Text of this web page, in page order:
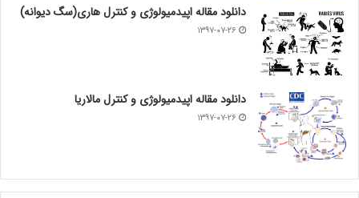
دانلود مقاله اپیدمیولوژی و کنترل هاری(سگ دیوانه)
۱۳۹۷-۰۷-۲۶
دانلود مقاله اپیدمیولوژی و کنترل مالاریا
۱۳۹۷-۰۷-۲۶